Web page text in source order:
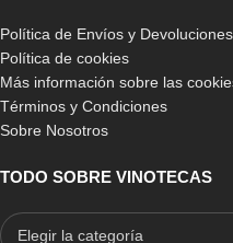
Política de Envíos y Devoluciones
Política de cookies
Más información sobre las
Términos y Condiciones
Sobre Nosotros
TODO SOBRE VINOTECAS